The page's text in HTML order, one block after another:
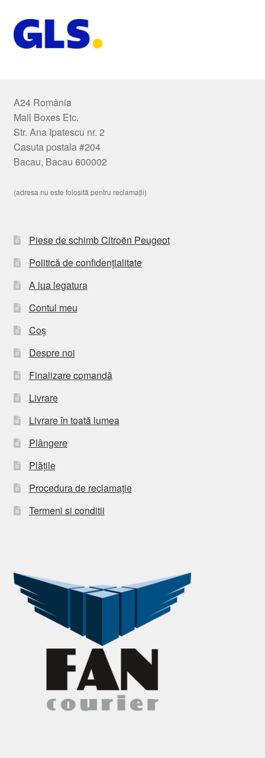
A24 România
Mail Boxes Etc.
Str. Ana Ipatescu nr. 2
Casuta postala #204
Bacau, Bacau 600002
(adresa nu este folosită pentru reclamații)
Piese de schimb Citroën Peugeot
Politică de confidențialitate
A lua legatura
Contul meu
Coș
Despre noi
Finalizare comandă
Livrare
Livrare în toată lumea
Plângere
Plățile
Procedura de reclamație
Termeni si conditii